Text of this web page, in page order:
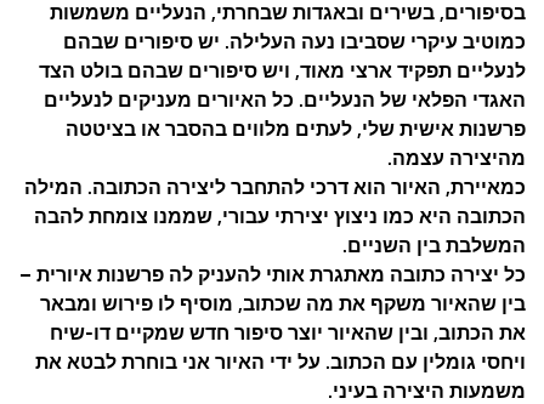
בסיפורים, בשירים ובאגדות שבחרתי, הנעליים משמשות
כמוטיב עיקרי שסביבו נעה העלילה. יש סיפורים שבהם
לנעליים תפקיד ארצי מאוד, ויש סיפורים שבהם בולט הצד
האגדי הפלאי של הנעליים. כל האיורים מעניקים לנעליים
פרשנות אישית שלי, לעתים מלווים בהסבר או בציטטה
מהיצירה עצמה.
כמאיירת, האיור הוא דרכי להתחבר ליצירה הכתובה. המילה
הכתובה היא כמו ניצוץ יצירתי עבורי, שממנו צומחת להבה
המשלבת בין השניים.
כל יצירה כתובה מאתגרת אותי להעניק לה פרשנות איורית –
בין שהאיור משקף את מה שכתוב, מוסיף לו פירוש ומבאר
את הכתוב, ובין שהאיור יוצר סיפור חדש שמקיים דו-שיח
ויחסי גומלין עם הכתוב. על ידי האיור אני בוחרת לבטא את
משמעות היצירה בעיני.